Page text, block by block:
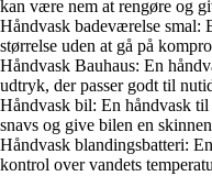
kan være nem at rengøre og
Håndvask badeværelse smal:
størrelse uden at gå på
Håndvask Bauhaus: En
udtryk, der passer godt til
Håndvask bil: En håndvask
snavs og give bilen en
Håndvask blandingsbatteri:
kontrol over vandets